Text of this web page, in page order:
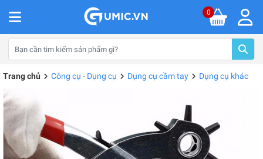
0
Trang chủ Công cụ - Dụng cụ Dụng cụ cầm tay Dụng cụ khác